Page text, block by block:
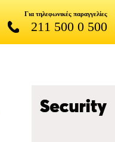
Για τηλεφωνικές παραγγελίες
211 500 0 500